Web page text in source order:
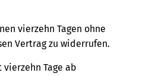
vierzehn Tagen ohne
Vertrag zu widerrufen.
Tage ab